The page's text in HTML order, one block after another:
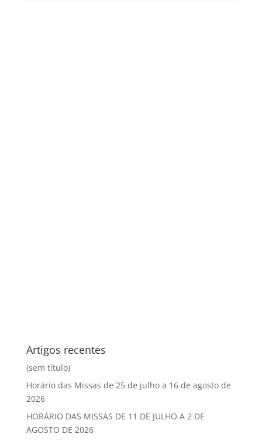
Artigos recentes
(sem título)
Horário das Missas de 25 de julho a 16 de agosto de
2026
HORÁRIO DAS MISSAS DE 11 DE JULHO A 2 DE
AGOSTO DE 2026